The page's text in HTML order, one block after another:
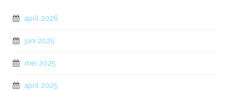
april 2026
juni 2025
mei 2025
april 2025